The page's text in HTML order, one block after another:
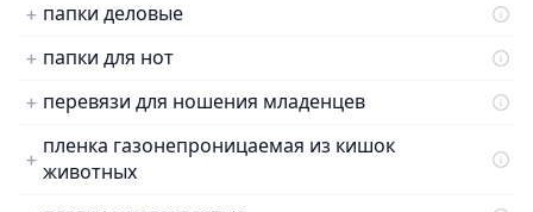
папки деловые
папки для нот
перевязи для ношения младенцев
пленка газонепроницаемая из кишок
животных